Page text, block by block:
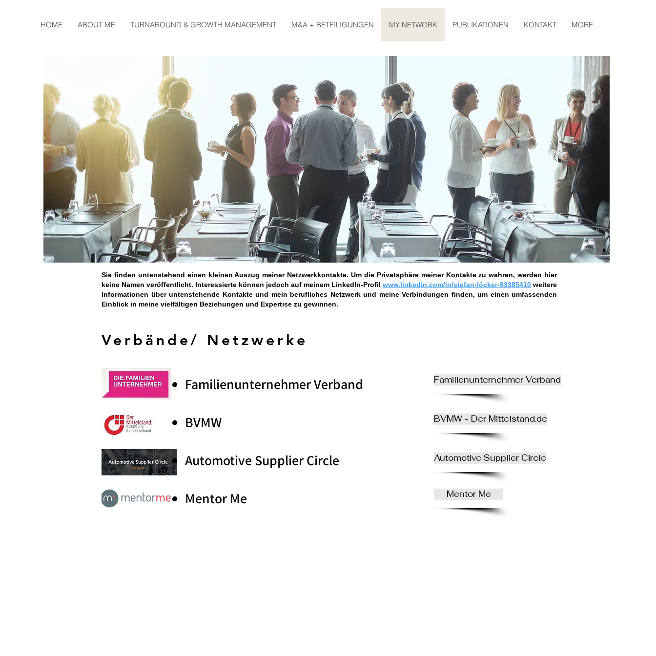
HOME ABOUT ME TURNAROUND & GROWTH MANAGEMENT M&A + BETEILIGUNGEN MY NETWORK PUBLIKATIONEN KONTAKT MORE
Sie finden untenstehend einen kleinen Auszug meiner Netzwerkkontakte. Um die Privatsphäre meiner Kontakte zu wahren, werden hier
keine Namen veröffentlicht. Interessierte können jedoch auf meinem LinkedIn-Profil www.linkedin.com/in/stefan-löcker-83385410 weitere
Informationen über untenstehende Kontakte und mein berufliches Netzwerk und meine Verbindungen finden, um einen umfassenden
Einblick in meine vielfältigen Beziehungen und Expertise zu gewinnen.
Verbände/ Netzwerke
Familienunternehmer Verband
BVMW
Automotive Supplier Circle
Mentor Me
Familienunternehmer Verband
BVMW - Der Mittelstand.de
Automotive Supplier Circle
Mentor Me